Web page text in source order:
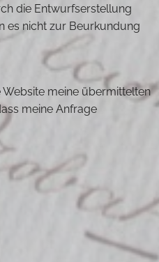
die Entwurfserstellung
es nicht zur Beurkundung
Website meine übermittelten
meine Anfrage